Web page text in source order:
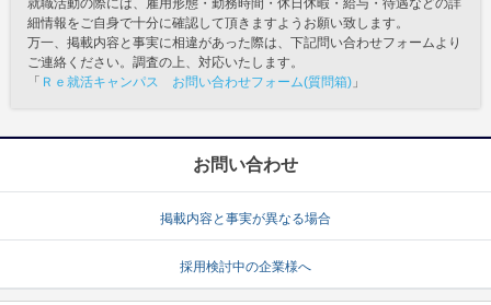
細情報をご自身で十分に確認して頂きますようお願い致します。
万一、掲載内容と事実に相違があった際は、下記問い合わせフォームより
ご連絡ください。調査の上、対応いたします。
「 Ｒｅ就活キャンパス お問い合わせフォーム(質問箱) 」
お問い合わせ
掲載内容と事実が異なる場合
採用検討中の企業様へ